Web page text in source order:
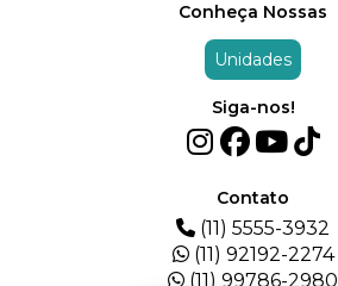
Conheça Nossas
Unidades
Siga-nos!
Contato
(11) 5555-3932
(11) 92192-2274
(11) 99786-2980